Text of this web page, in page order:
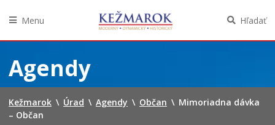
obsah
Menu Hľadať
Agendy
Kežmarok \ Úrad \ Agendy \ Občan \ Mimoriadna dávka
– Občan